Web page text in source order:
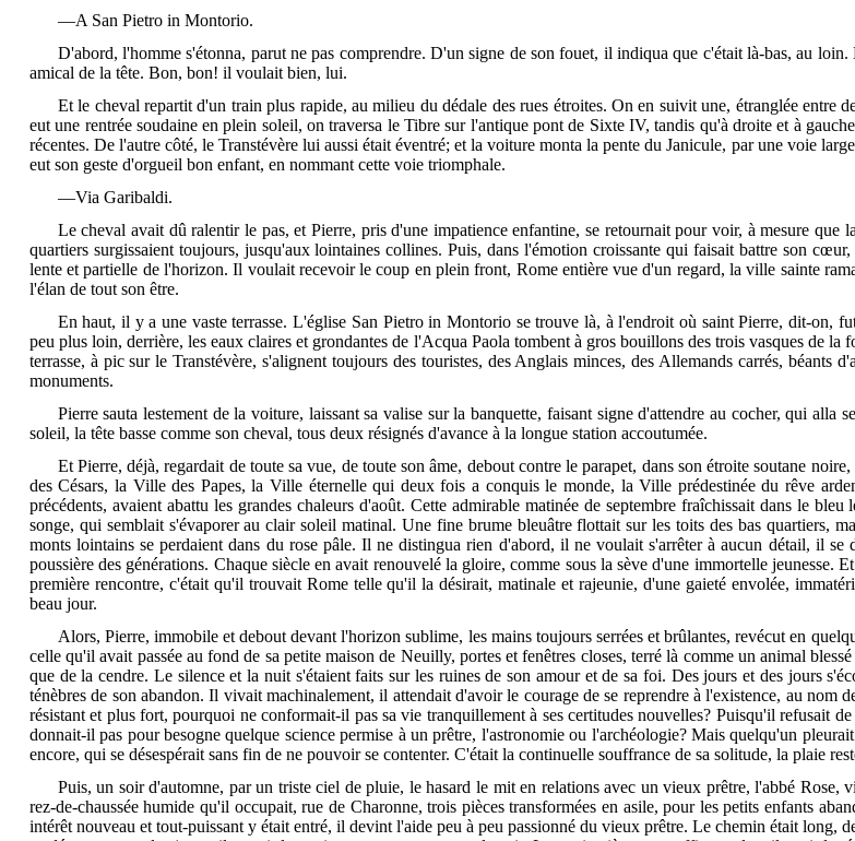
—A San Pietro in Montorio.
D'abord, l'homme s'étonna, parut ne pas comprendre. D'un signe de son fouet, il indiqua que c'était là-bas, au
amical de la tête. Bon, bon! il voulait bien, lui.
Et le cheval repartit d'un train plus rapide, au milieu du dédale des rues étroites. On en suivit une, étranglée entre
eut une rentrée soudaine en plein soleil, on traversa le Tibre sur l'antique pont de Sixte IV, tandis qu'à droite et à
récentes. De l'autre côté, le Transtévère lui aussi était éventré; et la voiture monta la pente du Janicule, par une voie
eut son geste d'orgueil bon enfant, en nommant cette voie triomphale.
—Via Garibaldi.
Le cheval avait dû ralentir le pas, et Pierre, pris d'une impatience enfantine, se retournait pour voir, à mesure
quartiers surgissaient toujours, jusqu'aux lointaines collines. Puis, dans l'émotion croissante qui faisait battre son
lente et partielle de l'horizon. Il voulait recevoir le coup en plein front, Rome entière vue d'un regard, la ville sainte
l'élan de tout son être.
En haut, il y a une vaste terrasse. L'église San Pietro in Montorio se trouve là, à l'endroit où saint Pierre, dit-on,
peu plus loin, derrière, les eaux claires et grondantes de l'Acqua Paola tombent à gros bouillons des trois vasques de
terrasse, à pic sur le Transtévère, s'alignent toujours des touristes, des Anglais minces, des Allemands carrés,
monuments.
Pierre sauta lestement de la voiture, laissant sa valise sur la banquette, faisant signe d'attendre au cocher, qui alla
soleil, la tête basse comme son cheval, tous deux résignés d'avance à la longue station accoutumée.
Et Pierre, déjà, regardait de toute sa vue, de toute son âme, debout contre le parapet, dans son étroite soutane
des Césars, la Ville des Papes, la Ville éternelle qui deux fois a conquis le monde, la Ville prédestinée du rêve
précédents, avaient abattu les grandes chaleurs d'août. Cette admirable matinée de septembre fraîchissait dans le
songe, qui semblait s'évaporer au clair soleil matinal. Une fine brume bleuâtre flottait sur les toits des bas quartiers,
monts lointains se perdaient dans du rose pâle. Il ne distingua rien d'abord, il ne voulait s'arrêter à aucun détail, il
poussière des générations. Chaque siècle en avait renouvelé la gloire, comme sous la sève d'une immortelle
première rencontre, c'était qu'il trouvait Rome telle qu'il la désirait, matinale et rajeunie, d'une gaieté envolée,
beau jour.
Alors, Pierre, immobile et debout devant l'horizon sublime, les mains toujours serrées et brûlantes, revécut en
celle qu'il avait passée au fond de sa petite maison de Neuilly, portes et fenêtres closes, terré là comme un animal
que de la cendre. Le silence et la nuit s'étaient faits sur les ruines de son amour et de sa foi. Des jours et des jours
ténèbres de son abandon. Il vivait machinalement, il attendait d'avoir le courage de se reprendre à l'existence, au
résistantet plus fort, pourquoi ne conformait-il pas sa vie tranquillement à ses certitudes nouvelles? Puisqu'il refusait
donnait-il pas pour besogne quelque science permise à un prêtre, l'astronomie ou l'archéologie? Mais quelqu'un
encore, qui se désespérait sans fin de ne pouvoir se contenter. C'était la continuelle souffrance de sa solitude, la plaie
Puis, un soir d'automne, par un triste ciel de pluie, le hasard le mit en relations avec un vieux prêtre, l'abbé
rez-de-chaussée humide qu'il occupait, rue de Charonne, trois pièces transformées en asile, pour les petits enfants
intérêt nouveau et tout-puissant y était entré, il devint l'aide peu à peu passionné du vieux prêtre. Le chemin était